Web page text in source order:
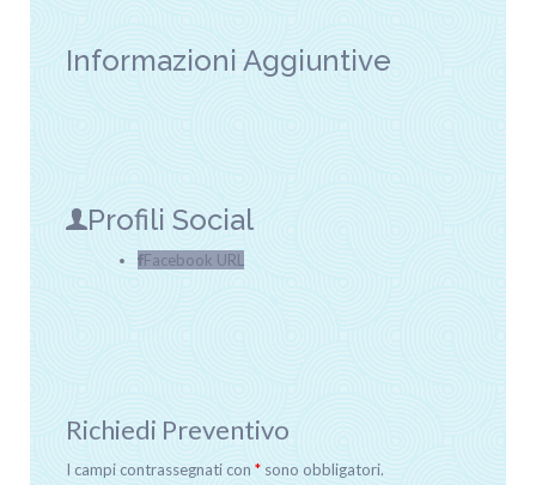
Informazioni Aggiuntive
Profili Social
Facebook URL
Richiedi Preventivo
I campi contrassegnati con * sono obbligatori.